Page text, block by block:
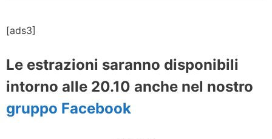
[ads3]
Le estrazioni saranno disponibili
intorno alle 20.10 anche nel nostro
gruppo Facebook